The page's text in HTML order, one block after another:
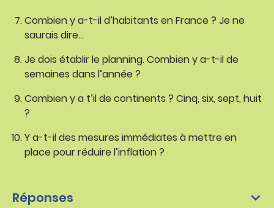
Combien y a-t-il d’habitants en France ? Je ne
saurais dire…
Je dois établir le planning. Combien y a-t-il de
semaines dans l’année ?
Combien y a t’il de continents ? Cinq, six, sept, huit
?
Y a-t-il des mesures immédiates à mettre en
place pour réduire l’inflation ?
Réponses